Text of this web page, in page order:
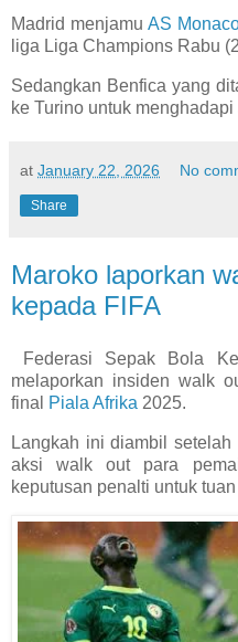
Madrid menjamuAS
liga Liga Champions Rabu
Sedangkan Benfica yang
ke Turino untuk
at January 22, 2026 No
Share
Maroko laporkan
kepada FIFA
Federasi Sepak Bola
melaporkan insiden walk
final
Piala Afrika 2025.
Langkah ini diambil
aksi walk out para
keputusan penalti untuk